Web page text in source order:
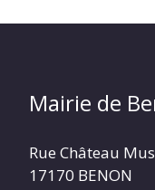
Mairie de
Rue Château
17170 BENON